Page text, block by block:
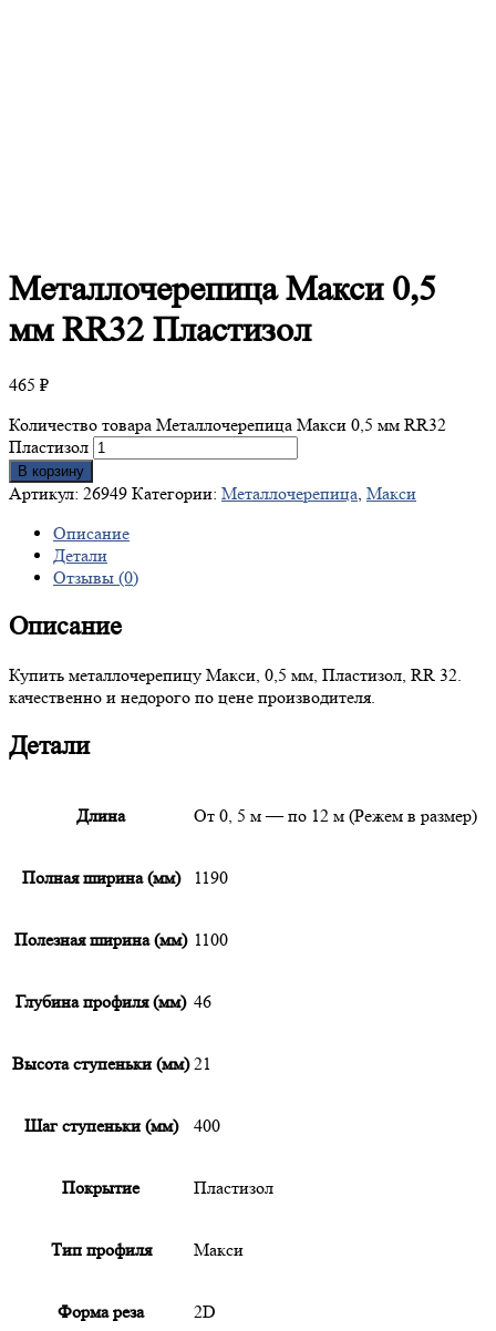
МеталлочерепицаМакси 0,5
мм RR32 Пластизол
465 ₽
Количество товара Металлочерепица Макси 0,5 мм RR32
Пластизол
В корзину
Артикул: 26949 Категории: Металлочерепица, Макси
Описание
Детали
Отзывы (0)
Описание
Купить металлочерепицу Макси, 0,5 мм, Пластизол, RR 32.
качественно и недорого по цене производителя.
Детали
Длина От 0, 5 м — по 12 м (Режем в размер)
Полная ширина (мм) 1190
Полезная ширина (мм) 1100
Глубина профиля (мм) 46
Высота ступеньки (мм) 21
Шаг ступеньки (мм) 400
Покрытие Пластизол
Тип профиля Макси
Форма реза 2D